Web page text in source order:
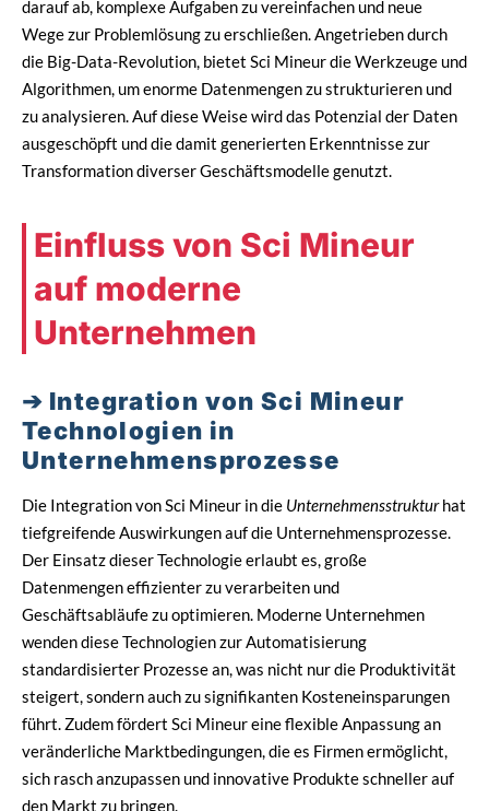
darauf ab, komplexe Aufgaben zu vereinfachen und neue
Wege zur Problemlösung zu erschließen. Angetrieben durch
die Big-Data-Revolution, bietet Sci Mineur die Werkzeuge und
Algorithmen, um enorme Datenmengen zu strukturieren und
zu analysieren. Auf diese Weise wird das Potenzial der Daten
ausgeschöpft und die damit generierten Erkenntnisse zur
Transformation diverser Geschäftsmodelle genutzt.
Einfluss von Sci Mineur
auf moderne
Unternehmen
Integration von Sci Mineur
Technologien in
Unternehmensprozesse
Die Integration von Sci Mineur in die Unternehmensstrukturhat
tiefgreifende Auswirkungen auf die Unternehmensprozesse.
Der Einsatz dieser Technologie erlaubt es, große
Datenmengen effizienter zu verarbeiten und
Geschäftsabläufe zu optimieren. Moderne Unternehmen
wenden diese Technologien zur Automatisierung
standardisierter Prozesse an, was nicht nur die Produktivität
steigert, sondern auch zu signifikanten Kosteneinsparungen
führt. Zudem fördert Sci Mineur eine flexible Anpassung an
veränderliche Marktbedingungen, die es Firmen ermöglicht,
sich rasch anzupassen und innovative Produkte schneller auf
den Markt zu bringen.